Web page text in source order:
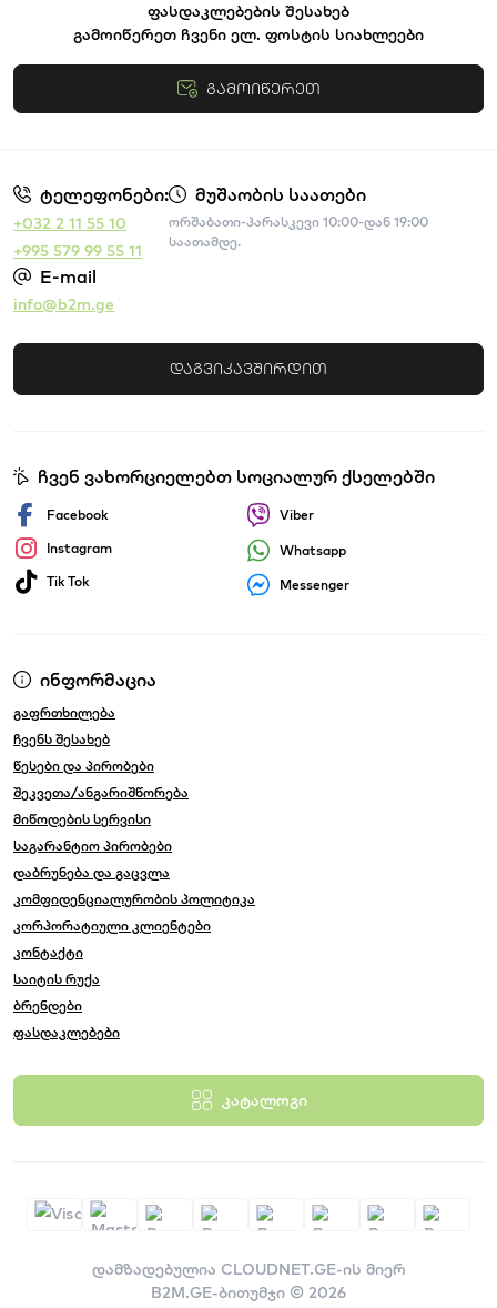
ფასდაკლებების შესახებ
გამოიწერეთ ჩვენი ელ. ფოსტის სიახლეები
გამოიწერეთ
წესები და პირობები
ტელეფონები:
+032 2 11 55 10
+995 579 99 55 11
მუშაობის საათები
ორშაბათი-პარასკევი 10:00-დან 19:00
საათამდე.
E-mail
info@b2m.ge
დაგვიკავშირდით
ინფორმაცია
გაფრთხილება
ჩვენს შესახებ
წესები და პირობები
შეკვეთა/ანგარიშწორება
მიწოდების სერვისი
საგარანტიო პირობები
დაბრუნება და გაცვლა
კომფიდენციალურობის პოლიტიკა
კორპორატიული კლიენტები
კონტაქტი
საიტის რუქა
ბრენდები
ფასდაკლებები
კატალოგი
ჩვენ ვახორციელებთ სოციალურ ქსელებში
Facebook
Instagram
Tik Tok
Viber
Whatsapp
Messenger
დამზადებულია CLOUDNET.GE-ის მიერ
B2M.GE-ბითუმჯი © 2026